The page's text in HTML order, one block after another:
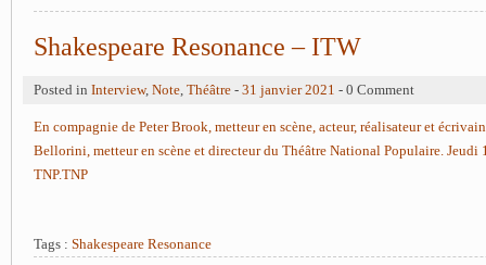
Shakespeare Resonance – ITW
Posted in Interview, Note, Théâtre - 31 janvier 2021 - 0 Comment
En compagnie de Peter Brook, metteur en scène, acteur, réalisateur et
Bellorini, metteur en scène et directeur du Théâtre National Populaire. Jeudi
TNP.TNP
Tags : Shakespeare Resonance